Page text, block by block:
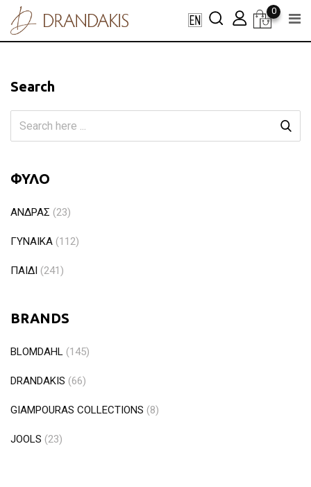
Skip
0
Search
ΦΥΛΟ
ΑΝΔΡΑΣ (23)
ΓΥΝΑΙΚΑ (112)
ΠΑΙΔΙ (241)
BRANDS
BLOMDAHL (145)
DRANDAKIS (66)
GIAMPOURAS COLLECTIONS (8)
JOOLS (23)